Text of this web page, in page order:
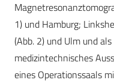
1) und Hamburg;
(Abb. 2) und Ulm und
medizintechnisches
eines Operationssaals